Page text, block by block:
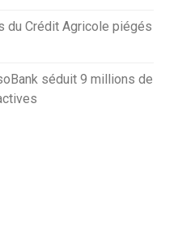
du Crédit Agricole piégés
séduit 9 millions de